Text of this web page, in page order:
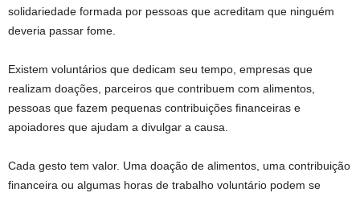
solidariedade formada por pessoas que acreditam que ninguém
deveria passar fome.
Existem voluntários que dedicam seu tempo, empresas que
realizam doações, parceiros que contribuem com alimentos,
pessoas que fazem pequenas contribuições financeiras e
apoiadores que ajudam a divulgar a causa.
Cada gesto tem valor. Uma doação de alimentos, uma contribuição
financeira ou algumas horas de trabalho voluntário podem se